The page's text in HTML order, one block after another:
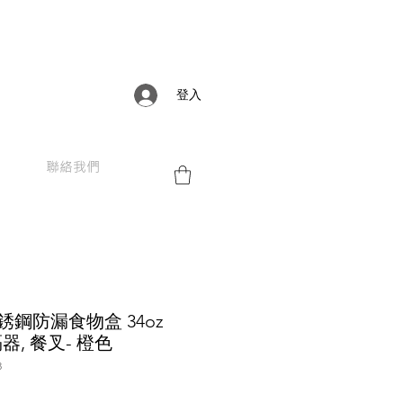
登入
聯絡我們
鋼防漏食物盒 34oz
, 餐叉- 橙色